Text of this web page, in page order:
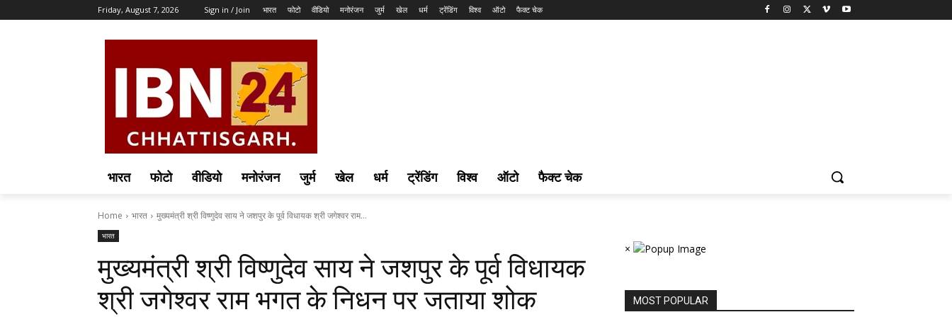
Friday, August 7, 2026 Sign in / Join भारत फोटो वीडियो मनोरंजन जुर्म खेल धर्म ट्रेंडिंग विश्व ऑटो फैक्ट चेक
भारत फोटो वीडियो मनोरंजन जुर्म खेल धर्म ट्रेंडिंग विश्व ऑटो फैक्ट चेक
Home भारत मुख्यमंत्री श्री विष्णुदेव साय ने जशपुर के पूर्व विधायक श्री जगेश्वर राम...
भारत
मुख्यमंत्री श्री विष्णुदेव साय ने जशपुर के पूर्व विधायक
श्री जगेश्वर राम भगत के निधन पर जताया शोक
×
MOST POPULAR